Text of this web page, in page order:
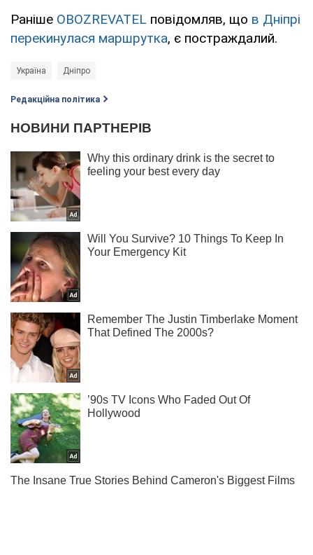
Раніше OBOZREVATEL повідомляв, що в Дніпрі
перекинулася маршрутка, є постраждалий.
Україна Дніпро
Редакційна політика